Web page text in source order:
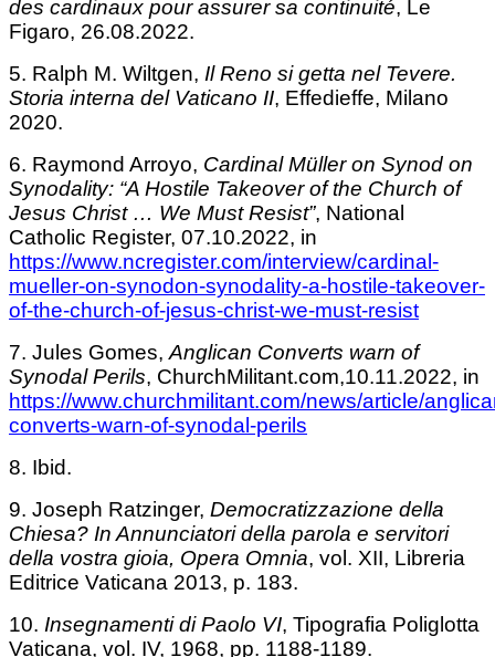
des cardinaux pour assurer sa continuité, Le
Figaro, 26.08.2022.
5. Ralph M. Wiltgen, Il Reno si getta nel Tevere.
Storia interna del Vaticano II, Effedieffe, Milano
2020.
6. Raymond Arroyo, Cardinal Müller on Synod on
Synodality: “A Hostile Takeover of the Church of
Jesus Christ … We Must Resist”, National
Catholic Register, 07.10.2022, in
https://www.ncregister.com/interview/cardinal-
mueller-on-synodon-synodality-a-hostile-takeover-
of-the-church-of-jesus-christ-we-must-resist
7. Jules Gomes, Anglican Converts warn of
Synodal Perils, ChurchMilitant.com,10.11.2022, in
https://www.churchmilitant.com/news/article/
converts-warn-of-synodal-perils
8. Ibid.
9. Joseph Ratzinger, Democratizzazione della
Chiesa? In Annunciatori della parola e servitori
della vostra gioia, Opera Omnia, vol. XII, Libreria
Editrice Vaticana 2013, p. 183.
10. Insegnamenti di Paolo VI, Tipografia Poliglotta
Vaticana, vol. IV, 1968, pp. 1188-1189.